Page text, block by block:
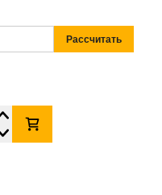
Рассчитать